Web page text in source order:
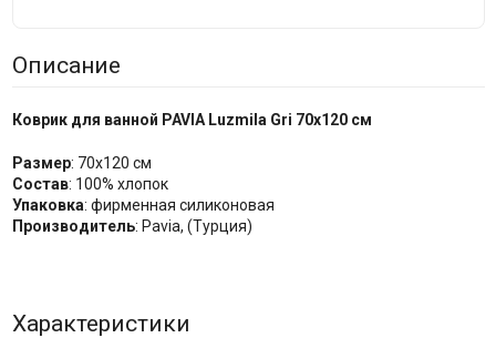
Описание
Коврик для ванной PAVIA Luzmila Gri 70x120 см
Размер: 70x120 см
Состав: 100% хлопок
Упаковка: фирменная силиконовая
Производитель: Pavia, (Турция)
Характеристики